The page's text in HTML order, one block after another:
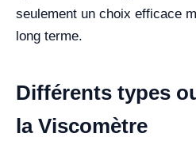
seulement un choix efficace
long terme.
Différents types
la Viscomètre